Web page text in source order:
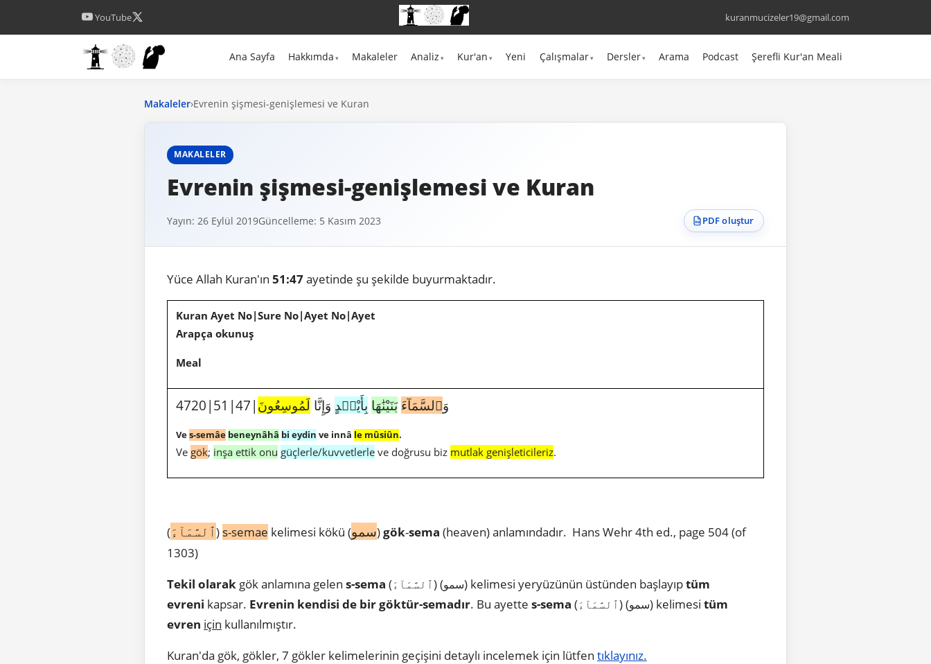
YouTube kuranmucizeler19@gmail.com
Ana Sayfa Hakkımda Makaleler Analiz Kur'an Yeni Çalışmalar Dersler Arama Podcast Şerefli Kur'an Meali
Makaleler›Evrenin şişmesi-genişlemesi ve Kuran
MAKALELER
Evrenin şişmesi-genişlemesi ve Kuran
Yayın: 26 Eylül 2019Güncelleme: 5 Kasım 2023 PDF oluştur
Yüce Allah Kuran'ın 51:47ayetinde şu şekilde buyurmaktadır.
Kuran Ayet No|Sure No|Ayet No|Ayet
Arapça okunuş
Meal
4720|51|47|وَٱلسَّمَآءَ بَنَيْنَٰهَا بِأَيْي۟دٍ وَإِنَّا لَمُوسِعُونَ
Ves-semâe beneynâhâ bi eydin ve innâ le mûsiûn.
Ve gök; inşa ettik onu güçlerle/kuvvetlerle ve doğrusu biz mutlak genişleticileriz.
(ٱلسَّمَآءَ) s-semae kelimesi kökü (سمو)gök-sema (heaven) anlamındadır. Hans Wehr 4th ed., page 504 (of
1303)
Tekil olarak gök anlamına gelen s-sema (ٱلسَّمَآءَ) (سمو) kelimesi yeryüzünün üstünden başlayıptüm
evreni kapsar. Evrenin kendisi de bir göktür-semadır. Bu ayette s-sema (ٱلسَّمَآءَ) (سمو) kelimesi tüm
evren için kullanılmıştır.
Kuran'da gök, gökler, 7 gökler kelimelerinin geçişini detaylı incelemek için lütfen tıklayınız.